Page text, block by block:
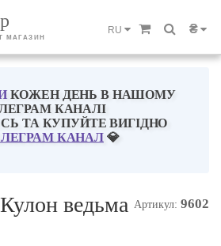
МАГАЗИН
₴
RU
КОЖЕН ДЕНЬ В НАШОМУ
КАНАЛІ
ТА КУПУЙТЕ ВИГІДНО
КАНАЛ 💎
ведьма Артикул: 9602